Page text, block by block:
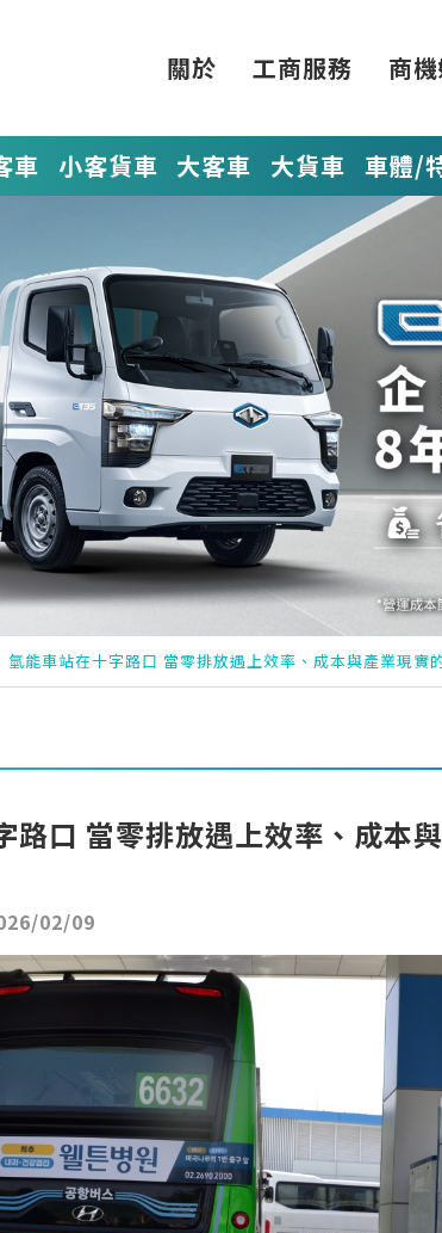
關於 工商服務 商
車 小客貨車 大客車 大貨車 車體/
氫能車站在十字路口 當零排放遇上效率、成本與產業現實
路口 當零排放遇上效率、成本
02/09